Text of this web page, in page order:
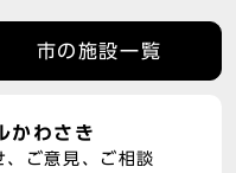
市の施設一覧
かわさき
、ご意見、ご相談